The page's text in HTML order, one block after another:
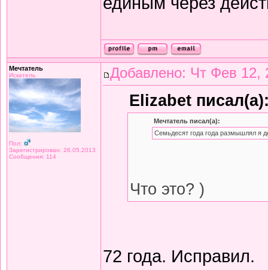
Мечтатель
Искатель
Пол:
Зарегистрирован: 26.05.2013
Сообщения: 114
Добавлено: Чт Фев 12,
Elizabet
Мечтатель писал(а):
Семьдесят года года размышлял я
Что это? )
72 года. Исправил.